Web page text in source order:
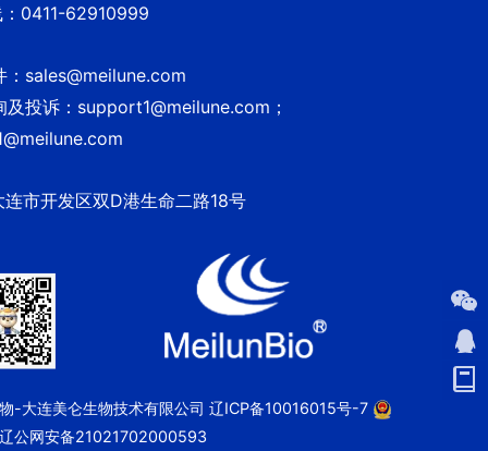
：0411-62910999
：sales@meilune.com
及投诉：support1@meilune.com；
连市开发区双D港生命二路18号
大连美仑生物技术有限公司 辽ICP备10016015号-7
公网安备21021702000593